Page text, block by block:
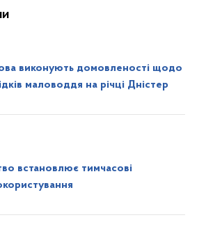
виконують домовленості щодо
маловоддя на річці Дністер
встановлює тимчасові